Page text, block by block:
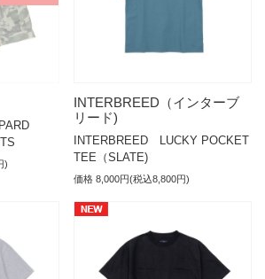
)
INTERBREED（インターブ
リード)
INTERBREED LUCKY POCKET
TEE（SLATE)
価格 8,000円(税込8,800円)